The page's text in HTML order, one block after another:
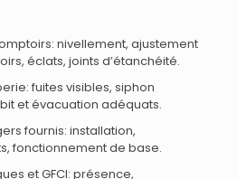
nivellement, ajustement
éclats, joints d’étanchéité.
fuites visibles, siphon
et évacuation adéquats.
fournis: installation,
fonctionnement de base.
et GFCI: présence,